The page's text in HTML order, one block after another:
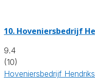
10. Hoveniersbedrijf
9.4
(10)
Hoveniersbedrijf